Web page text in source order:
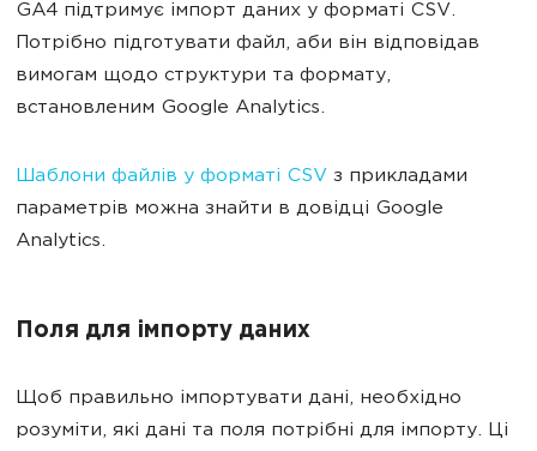
GA4 підтримує імпорт даних у форматі CSV.
Потрібно підготувати файл, аби він відповідав
вимогам щодо структури та формату,
встановленим Google Analytics.
Шаблони файлів у форматі CSV з прикладами
параметрів можна знайти в довідці Google
Analytics.
Поля для імпорту даних
Щоб правильно імпортувати дані, необхідно
розуміти, які дані та поля потрібні для імпорту. Ці